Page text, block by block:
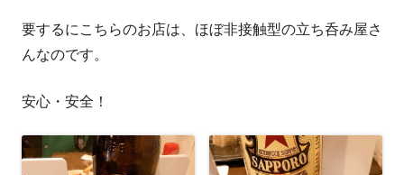
要するにこちらのお店は、ほぼ非接触型の立ち呑み屋さ
んなのです。
安心・安全！